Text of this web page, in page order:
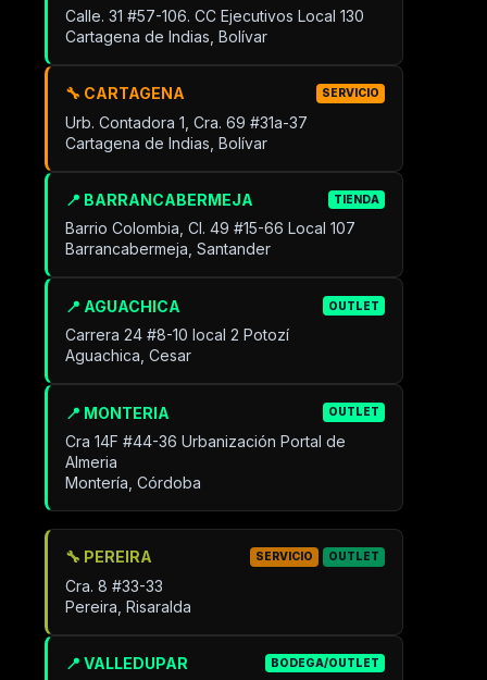
Calle. 31 #57-106. CC Ejecutivos Local 130
Cartagena de Indias, Bolívar
🔧 CARTAGENA SERVICIO
Urb. Contadora 1, Cra. 69 #31a-37
Cartagena de Indias, Bolívar
📍 BARRANCABERMEJA TIENDA
Barrio Colombia, Cl. 49 #15-66 Local 107
Barrancabermeja, Santander
📍 AGUACHICA OUTLET
Carrera 24 #8-10 local 2 Potozí
Aguachica, Cesar
📍 MONTERIA OUTLET
Cra 14F #44-36 Urbanización Portal de
Almeria
Montería, Córdoba
📍 VALLEDUPAR BODEGA/OUTLET
🔧 PEREIRA SERVICIO OUTLET
Cra. 8 #33-33
Pereira, Risaralda